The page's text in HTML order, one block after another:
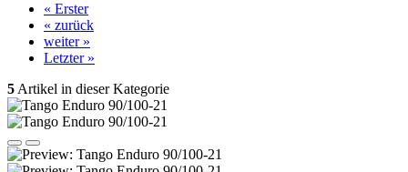
« Erster
« zurück
weiter »
Letzter »
5 Artikel in dieser Kategorie